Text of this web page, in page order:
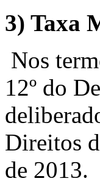
3) Taxa
Nos
12º do
Direitos
de 2013.